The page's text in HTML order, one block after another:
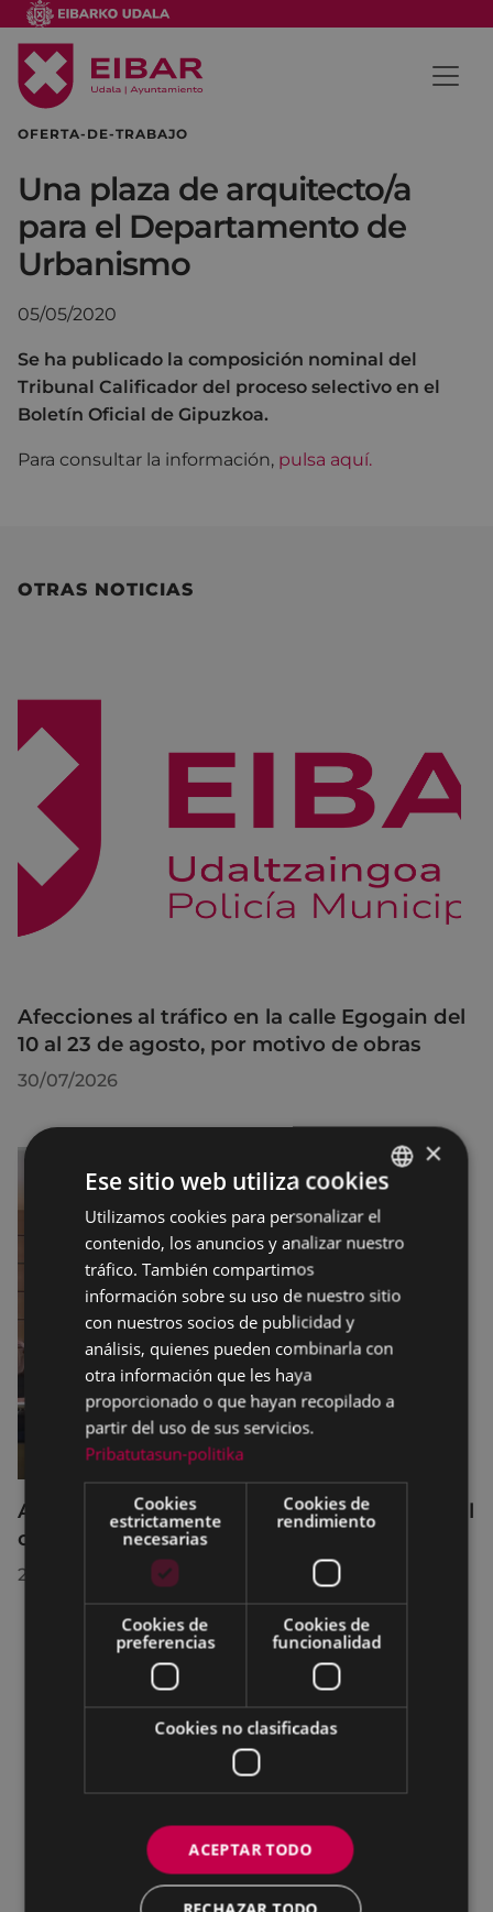
OFERTA-DE-TRABAJO
Una plaza de arquitecto/a
para el Departamento de
Urbanismo
05/05/2020
Se ha publicado la composición nominal del
Tribunal Calificador del proceso selectivo en el
Boletín Oficial de Gipuzkoa.
Para consultar la información, pulsa aquí.
OTRAS NOTICIAS
Afecciones al tráfico en la calle Egogain del
10 al 23 de agosto, por motivo de obras
30/07/2026
Acuerdos adoptados por el Pleno Municipal
celebrado el 27 de julio de 2026
28/07/2026
BASQUE
SPANISH
×
Ese sitio web utiliza cookies
Utilizamos cookies para personalizar el
contenido, los anuncios y analizar nuestro
tráfico. También compartimos
información sobre su uso de nuestro sitio
con nuestros socios de publicidad y
análisis, quienes pueden combinarla con
otra información que les haya
proporcionado o que hayan recopilado a
partir del uso de sus servicios.
Pribatutasun-politika
Cookies
estrictamente
necesarias
Cookies de
rendimiento
Cookies de
preferencias
Cookies de
funcionalidad
Cookies no clasificadas
ACEPTAR TODO